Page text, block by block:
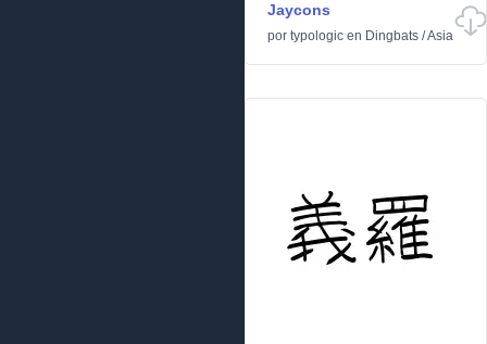
Jaycons
por typologic en Dingbats /Asia